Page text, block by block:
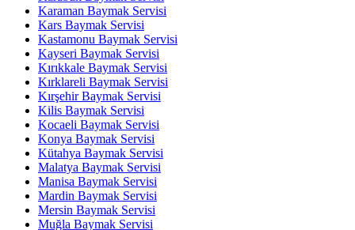
Karaman Baymak Servisi
Kars Baymak Servisi
Kastamonu Baymak Servisi
Kayseri Baymak Servisi
Kırıkkale Baymak Servisi
Kırklareli Baymak Servisi
Kırşehir Baymak Servisi
Kilis Baymak Servisi
Kocaeli Baymak Servisi
Konya Baymak Servisi
Kütahya Baymak Servisi
Malatya Baymak Servisi
Manisa Baymak Servisi
Mardin Baymak Servisi
Mersin Baymak Servisi
Muğla Baymak Servisi